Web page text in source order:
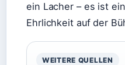
ein Lacher – es ist
Ehrlichkeit auf der
WEITERE QUELLEN